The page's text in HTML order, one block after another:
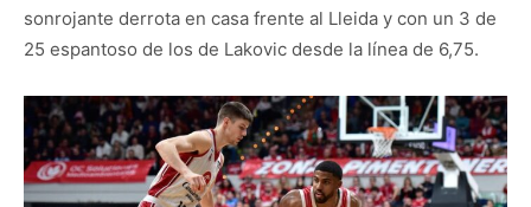
sonrojante derrota en casa frente al Lleida y con un 3 de
25 espantoso de los de Lakovic desde la línea de 6,75.